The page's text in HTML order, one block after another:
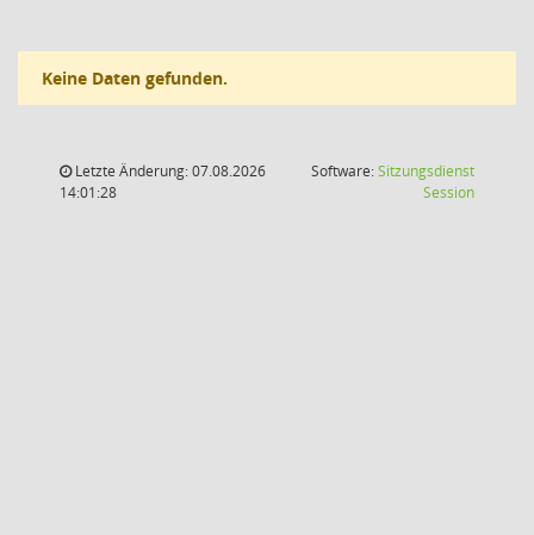
Keine Daten gefunden.
Letzte Änderung: 07.08.2026
14:01:28
Software:Sitzungsdienst
Session(Wird in